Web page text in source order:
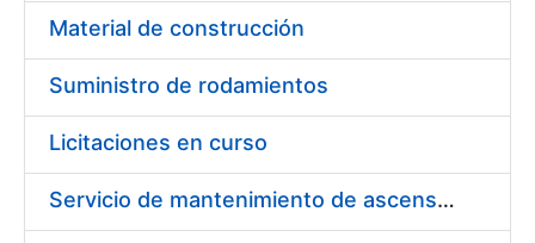
Material de construcción
Suministro de rodamientos
Licitaciones en curso
Servicio de mantenimiento de ascensores-montacargas instalados en la Fábrica de Papel de Burgos durante el año 2014